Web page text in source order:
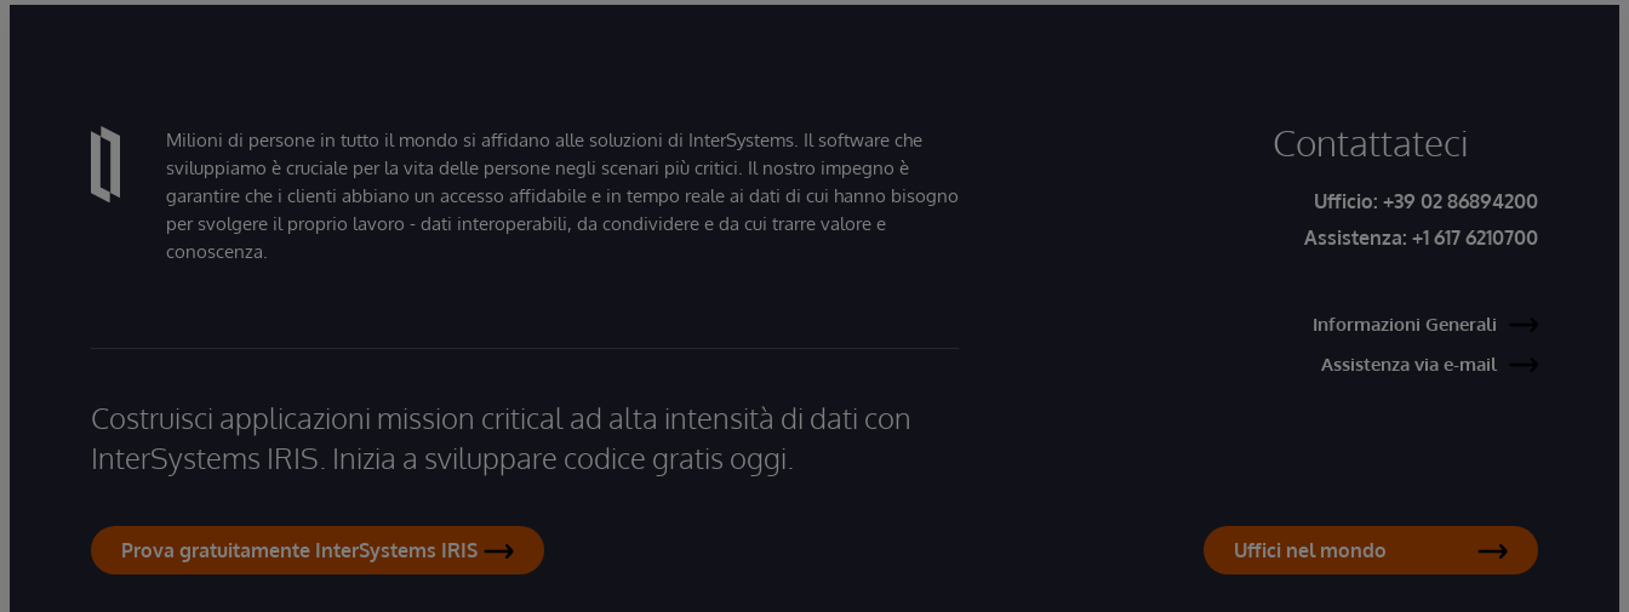
Milioni di persone in tutto il mondo si affidano alle soluzioni di InterSystems. Il software che
sviluppiamo è cruciale per la vita delle persone negli scenari più critici. Il nostro impegno è
garantire che i clienti abbiano un accesso affidabile e in tempo reale ai dati di cui hanno bisogno
per svolgere il proprio lavoro - dati interoperabili, da condividere e da cui trarre valore e
conoscenza.
Costruisci applicazioni mission critical ad alta intensità di dati con
InterSystems IRIS. Inizia a sviluppare codice gratis oggi.
Prova gratuitamente InterSystems IRIS
Contattateci
Ufficio: +39 02 86894200
Assistenza: +1 617 6210700
Informazioni Generali
Assistenza via e-mail
Uffici nel mondo